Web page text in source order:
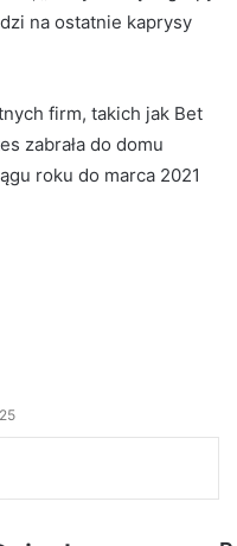
na ostatnie kaprysy
firm, takich jak Bet
zabrała do domu
roku do marca 2021